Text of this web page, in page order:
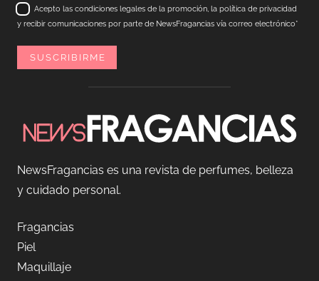
Acepto las condiciones legales de la promoción, la política de privacidad
y recibir comunicaciones por parte de NewsFragancias vía correo electrónico*
NewsFragancias es una revista de perfumes, belleza
y cuidado personal.
Fragancias
Piel
Maquillaje